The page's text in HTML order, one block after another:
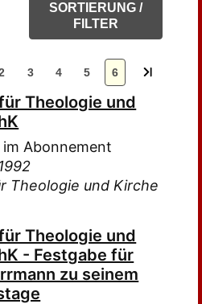
SORTIERUNG /
FILTER
3 4 5 6
Theologie und
Abonnement
Theologie und Kirche
Theologie und
- Festgabe für
zu seinem